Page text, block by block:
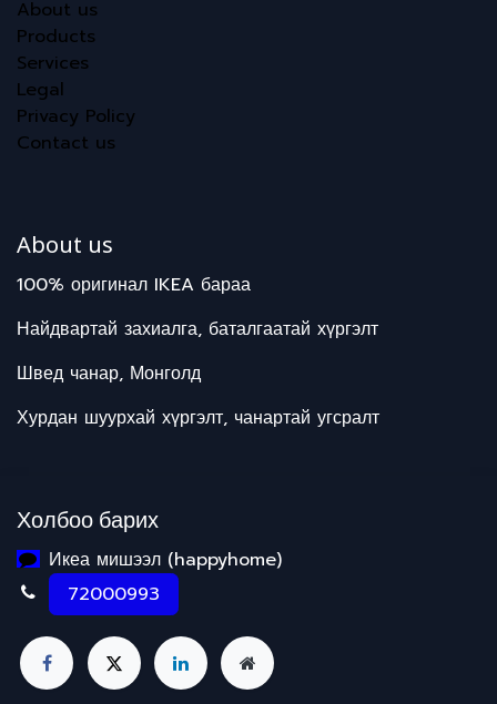
About us
Products
Services
Legal
Privacy Policy
Contact us
About us
100% оригинал IKEA бараа
Найдвартай захиалга, баталгаатай хүргэлт
Швед чанар, Монголд
Хурдан шуурхай хүргэлт, чанартай угсралт
Холбоо барих
Икеа мишээл (happyhome)
72000993